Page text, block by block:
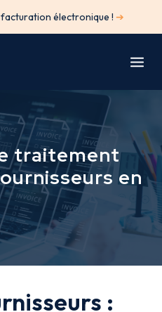
électronique ! ➔
traitement
en
: